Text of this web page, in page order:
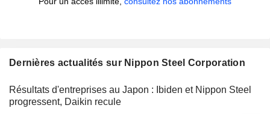
Dernières actualités sur Nippon Steel Corporation
Résultats d'entreprises au Japon : Ibiden et Nippon Steel
progressent, Daikin recule